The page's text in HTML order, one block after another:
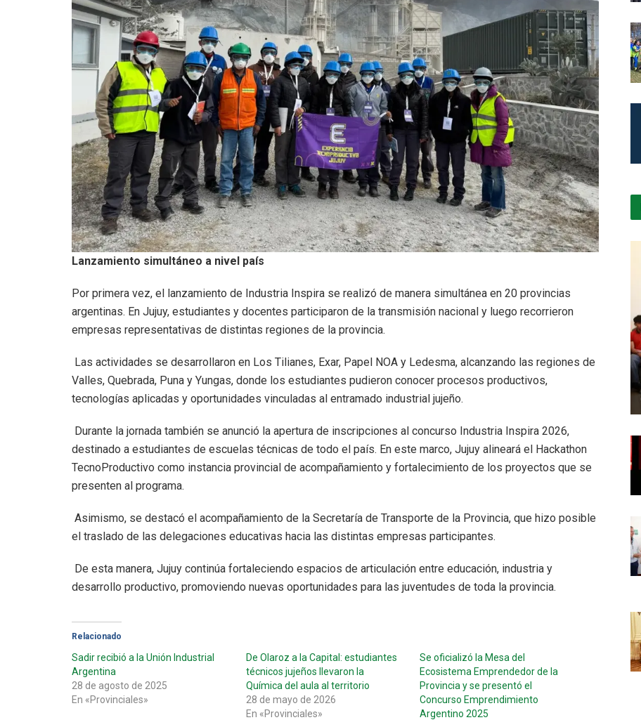
Lanzamiento simultáneo a nivel país
Por primera vez, el lanzamiento de Industria Inspira se realizó de manera simultánea en 20 provincias
argentinas. En Jujuy, estudiantes y docentes participaron de la transmisión nacional y luego recorrieron
empresas representativas de distintas regiones de la provincia.
Las actividades se desarrollaron en Los Tilianes, Exar, Papel NOA y Ledesma, alcanzando las regiones de
Valles, Quebrada, Puna y Yungas, donde los estudiantes pudieron conocer procesos productivos,
tecnologías aplicadas y oportunidades vinculadas al entramado industrial jujeño.
Durante la jornada también se anunció la apertura de inscripciones al concurso Industria Inspira 2026,
destinado a estudiantes de escuelas técnicas de todo el país. En este marco, Jujuy alineará el Hackathon
TecnoProductivo como instancia provincial de acompañamiento y fortalecimiento de los proyectos que se
presenten al programa.
Asimismo, se destacó el acompañamiento de la Secretaría de Transporte de la Provincia, que hizo posible
el traslado de las delegaciones educativas hacia las distintas empresas participantes.
De esta manera, Jujuy continúa fortaleciendo espacios de articulación entre educación, industria y
desarrollo productivo, promoviendo nuevas oportunidades para las juventudes de toda la provincia.
Relacionado
Sadir recibió a la Unión Industrial
Argentina
28 de agosto de 2025
En «Provinciales»
De Olaroz a la Capital: estudiantes
técnicos jujeños llevaron la
Química del aula al territorio
28 de mayo de 2026
En «Provinciales»
Se oficializó la Mesa del
Ecosistema Emprendedor de la
Provincia y se presentó el
Concurso Emprendimiento
Argentino 2025